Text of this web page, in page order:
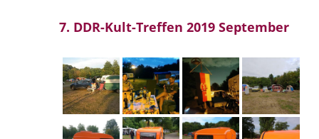
7. DDR-Kult-Treffen 2019 September